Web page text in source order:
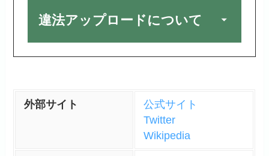
違法アップロードについて
外部サイト
公式サイト
Twitter
Wikipedia